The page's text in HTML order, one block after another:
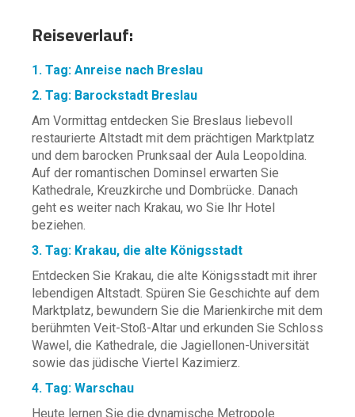
Reiseverlauf:
1. Tag: Anreise nach Breslau
2. Tag: Barockstadt Breslau
Am Vormittag entdecken Sie Breslaus liebevoll
restaurierte Altstadt mit dem prächtigen Marktplatz
und dem barocken Prunksaal der Aula Leopoldina.
Auf der romantischen Dominsel erwarten Sie
Kathedrale, Kreuzkirche und Dombrücke. Danach
geht es weiter nach Krakau, wo Sie Ihr Hotel
beziehen.
3. Tag: Krakau, die alte Königsstadt
Entdecken Sie Krakau, die alte Königsstadt mit ihrer
lebendigen Altstadt. Spüren Sie Geschichte auf dem
Marktplatz, bewundern Sie die Marienkirche mit dem
berühmten Veit-Stoß-Altar und erkunden Sie Schloss
Wawel, die Kathedrale, die Jagiellonen-Universität
sowie das jüdische Viertel Kazimierz.
4. Tag: Warschau
Heute lernen Sie die dynamische Metropole